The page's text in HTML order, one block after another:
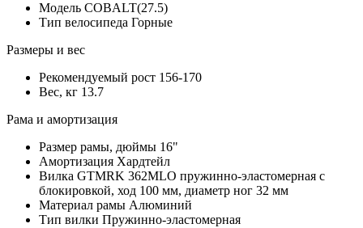
Модель COBALT(27.5)
Тип велосипеда Горные
Размеры и вес
Рекомендуемый рост 156-170
Вес, кг 13.7
Рама и амортизация
Размер рамы, дюймы 16"
Амортизация Хардтейл
Вилка GTMRK 362MLO пружинно-эластомерная с
блокировкой, ход 100 мм, диаметр ног 32 мм
Материал рамы Алюминий
Тип вилки Пружинно-эластомерная